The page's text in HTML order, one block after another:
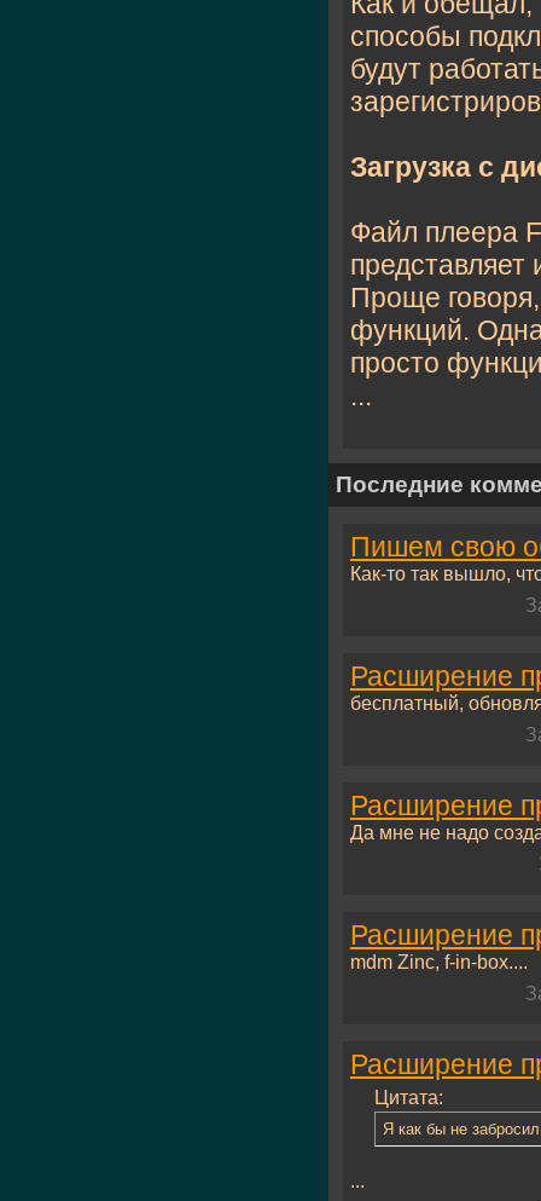
способы
будут
Загрузка с
Файл плеера
Проще
функций.
просто
...
Последние
Пишем свою
Как-то так вышло,
Расширение
бесплатный,
Расширение
Да мне не надо
Расширение
mdm Zinc, f-in-box....
Расширение
Цитата:
Я как бы не забросил
...